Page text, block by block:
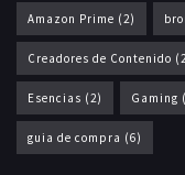
Amazon Prime (2)
Creadores de Contenido
Esencias (2) Gaming
guia de compra (6)